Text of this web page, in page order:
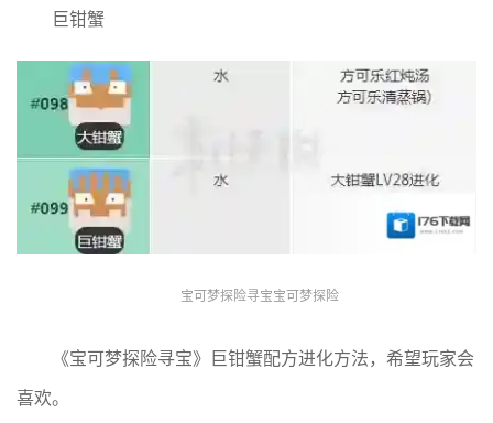
巨钳蟹
宝可梦探险寻宝宝可梦探险
《宝可梦探险寻宝》巨钳蟹配方进化方法，希望玩家会
喜欢。